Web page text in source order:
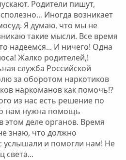
Родители пишут,
Иногда возникает
Я думаю, что мы не
такие мысли. Все время
надеемся... И ничего! Одна
Жалко родителей,!
служба Российской
за оборотом наркотиков
наркоманов как помочь!?
из нас есть решение по
нам нужна помощь
этом деле органов. Время
знаю, что должно
услышали и помогли нам! Не
света...